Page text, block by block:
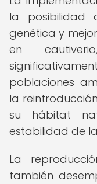
la posibilidad
genética y
en
poblaciones
la
su hábitat
estabilidad de
La
también